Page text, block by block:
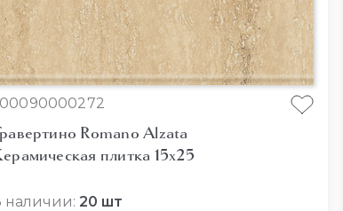
Romano Alzata
плитка 15x25
наличии: 20 шт